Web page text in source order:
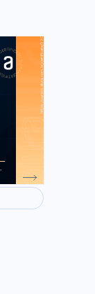
LAS
Introdução
Quer Ser
de 65 atividades.